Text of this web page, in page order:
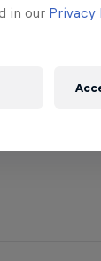
Bull me
jeni ju.
të
in our Privacy